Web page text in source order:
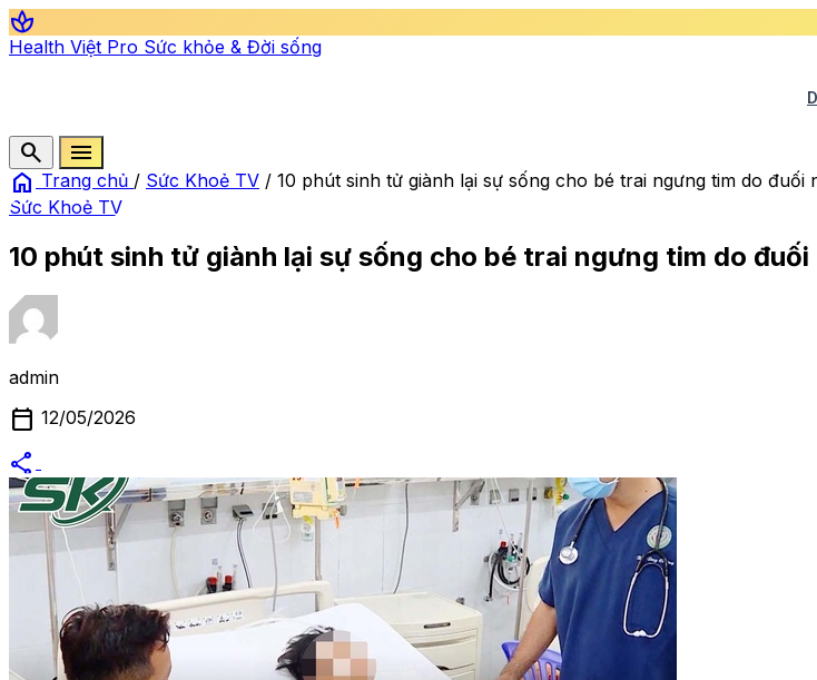
spa
Health Việt Pro Sức khỏe & Đời sống
search
menu
home Trang chủ / Sức Khoẻ TV / 10 phút sinh tử giành lại sự sống cho bé trai ngưng tim do đuối
Sức Khoẻ TV
10 phút sinh tử giành lại sự sống cho bé trai ngưng tim do
admin
calendar_today 12/05/2026
share